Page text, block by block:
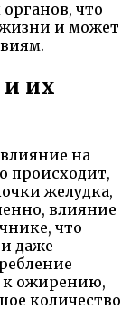
что
жизни и может
их
на
происходит,
желудка,
влияние
что
даже
к ожирению,
количество